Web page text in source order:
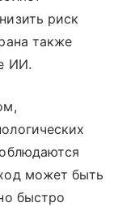
риск
также
ИИ.
может быть
быстро